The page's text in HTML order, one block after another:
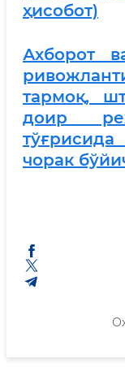
ҳисобот)
Ахборот
тармоқ,
доир
чорак